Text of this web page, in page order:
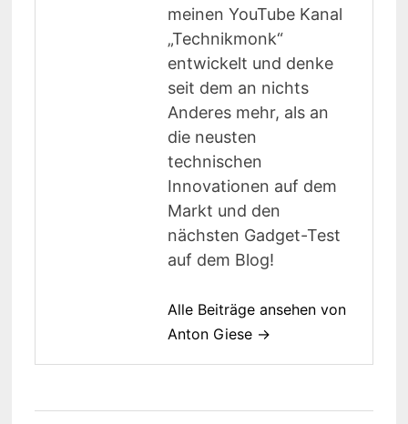
meinen YouTube Kanal
„Technikmonk“
entwickelt und denke
seit dem an nichts
Anderes mehr, als an
die neusten
technischen
Innovationen auf dem
Markt und den
nächsten Gadget-Test
auf dem Blog!
Alle Beiträge ansehen von
Anton Giese →